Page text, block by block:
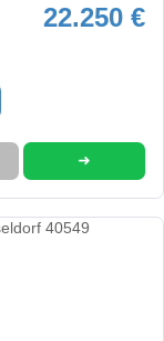
22.250 €
➜